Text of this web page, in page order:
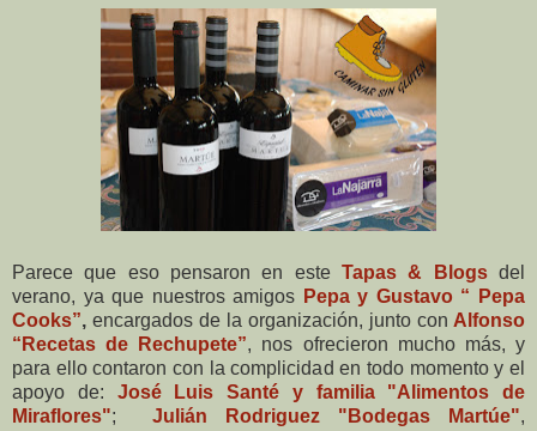
Parece que eso pensaron en este Tapas & Blogsdel
verano, ya que nuestros amigos Pepa y Gustavo “ Pepa
Cooks”, encargados de la organización, junto con Alfonso
“Recetas de Rechupete”, nos ofrecieron mucho más, y
para ello contaron con la complicidad en todo momento y el
apoyo de: José Luis Santé y familia "Alimentos de
Miraflores"; Julián Rodriguez "Bodegas Martúe",